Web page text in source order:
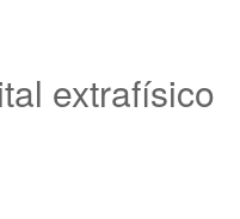
extrafísico